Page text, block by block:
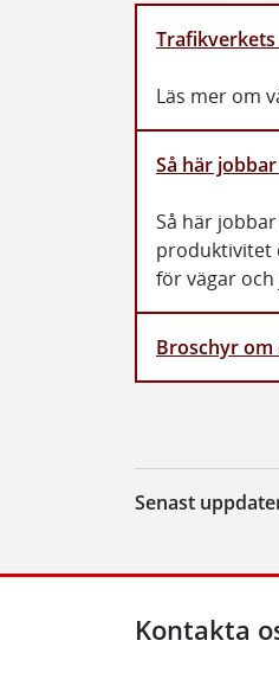
Läs mer om
Så här
Så här
produktivitet
för vägar
Broschyr om
Senast
Kontakta